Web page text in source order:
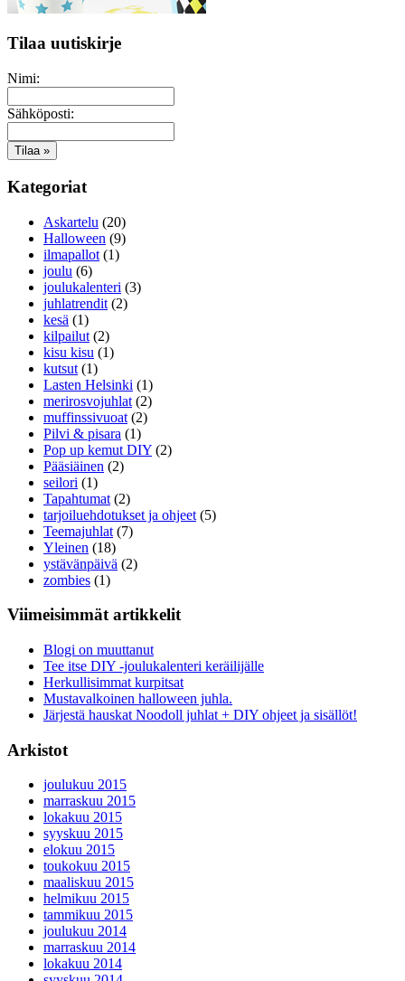
Tilaa uutiskirje
Nimi:
Sähköposti:
Kategoriat
Askartelu (20)
Halloween (9)
ilmapallot (1)
joulu (6)
joulukalenteri (3)
juhlatrendit (2)
kesä (1)
kilpailut (2)
kisu kisu (1)
kutsut (1)
Lasten Helsinki (1)
merirosvojuhlat (2)
muffinssivuoat (2)
Pilvi & pisara (1)
Pop up kemut DIY (2)
Pääsiäinen (2)
seilori (1)
Tapahtumat (2)
tarjoiluehdotukset ja ohjeet (5)
Teemajuhlat (7)
Yleinen (18)
ystävänpäivä (2)
zombies (1)
Viimeisimmät artikkelit
Blogi on muuttanut
Tee itse DIY -joulukalenteri keräilijälle
Herkullisimmat kurpitsat
Mustavalkoinen halloween juhla.
Järjestä hauskat Noodoll juhlat + DIY ohjeet ja sisällöt!
Arkistot
joulukuu 2015
marraskuu 2015
lokakuu 2015
syyskuu 2015
elokuu 2015
toukokuu 2015
maaliskuu 2015
helmikuu 2015
tammikuu 2015
joulukuu 2014
marraskuu 2014
lokakuu 2014